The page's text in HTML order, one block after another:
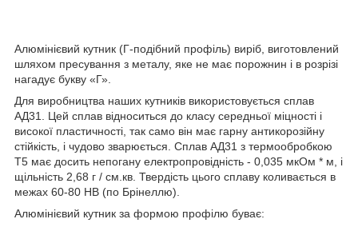
Алюмінієвий кутник (Г-подібний профіль) виріб, виготовлений
шляхом пресування з металу, яке не має порожнин і в розрізі
нагадує букву «Г».
Для виробництва наших кутників використовується сплав
АД31. Цей сплав відноситься до класу середньої міцності і
високої пластичності, так само він має гарну антикорозійну
стійкість, і чудово зварюється. Сплав АД31 з термообробкою
Т5 має досить непогану електропровідність - 0,035 мкОм * м, і
щільність 2,68 г / см.кв. Твердість цього сплаву коливається в
межах 60-80 НВ (по Брінеллю).
Алюмінієвий кутник за формою профілю буває: